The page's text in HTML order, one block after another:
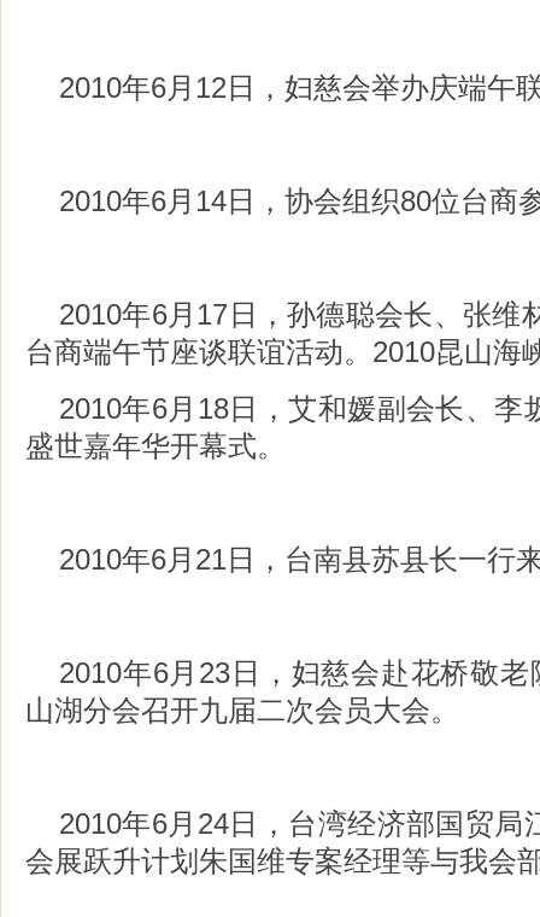
2010年6月12日，妇慈会举办庆端午
2010年6月14日，协会组织80位台商
2010年6月17日，孙德聪会长、张维
台商端午节座谈联谊活动。2010昆山海
2010年6月18日，艾和媛副会长、李
盛世嘉年华开幕式。
2010年6月21日，台南县苏县长一行
2010年6月23日，妇慈会赴花桥敬
山湖分会召开九届二次会员大会。
2010年6月24日，台湾经济部国贸局
会展跃升计划朱国维专案经理等与我会